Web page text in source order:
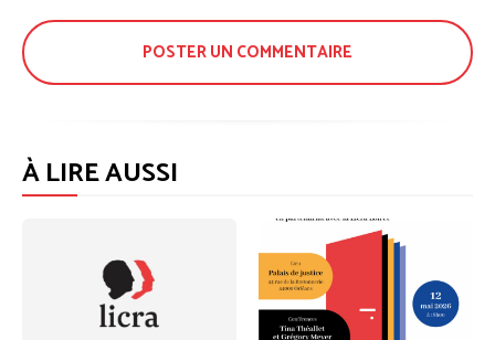
À LIRE AUSSI